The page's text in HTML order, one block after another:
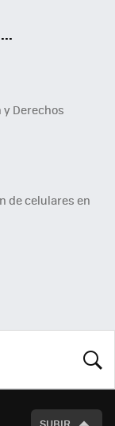
y Derechos
de celulares en